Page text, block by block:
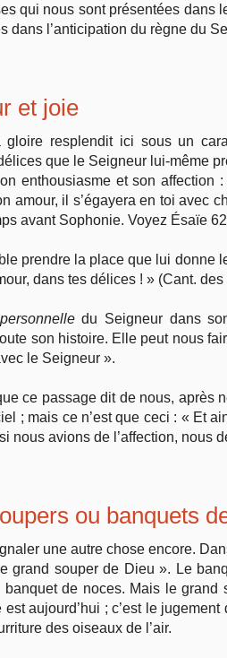
qui nous sont présentées dans
dans l’anticipation du règne du
et joie
gloire resplendit ici sous un
que le Seigneur lui-même
enthousiasme et son
amour, il s’égayera en toi avec
avant Sophonie. Voyez Ésaïe
prendre la place que lui donne
dans tes délices ! » (Cant. des
du Seigneur dans
son histoire. Elle peut nous
le Seigneur ».
ce passage dit de nous, après
; mais ce n’est que ceci : « Et
nous avions de l’affection, nous
ou banquets
une autre chose encore.
grand souper de Dieu ». Le
banquet de noces. Mais le
est aujourd’hui ; c’est le
des oiseaux de l’air.